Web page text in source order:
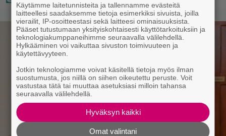
Käytämme laitetunnisteita ja tallennamme evästeitä
laitteellesi saadaksemme tietoja esimerkiksi sivuista, joilla
vierailit, IP-osoitteestasi sekä laitteesi ominaisuuksista.
Pääset tutustumaan yksityiskohtaisesti käyttötarkoituksiin ja
teknologiakumppaneihimme seuraavalla välilehdellä.
Hylkääminen voi vaikuttaa sivuston toimivuuteen ja
käytettävyyteen.
Jotkin teknologiamme voivat käsitellä tietoja myös ilman
suostumusta, jos niillä on siihen oikeutettu peruste. Voit
vastustaa tätä tai muuttaa asetuksiasi milloin tahansa
seuraavalla välilehdellä.
Hyväksyn kaikki
Omat valintani